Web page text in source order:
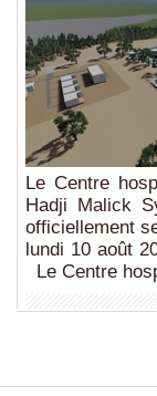
Le Centre
Hadji Malick
officiellement
lundi 10 août
Le Centre